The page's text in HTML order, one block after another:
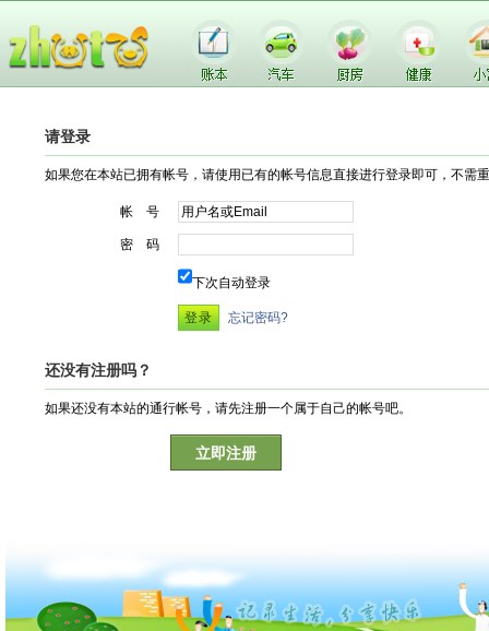
请登录
如果您在本站已拥有帐号，请使用已有的帐号信息直接进行登录即可，不需
帐 号
密 码
下次自动登录
忘记密码?
还没有注册吗？
如果还没有本站的通行帐号，请先注册一个属于自己的帐号吧。
立即注册